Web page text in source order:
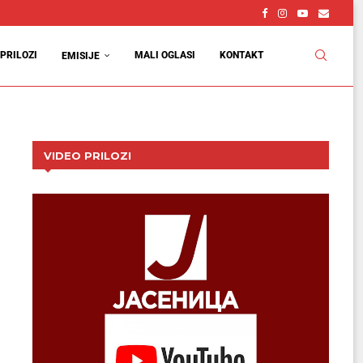
PRILOZI EMISIJE MALI OGLASI KONTAKT
VIDEO PRILOZI